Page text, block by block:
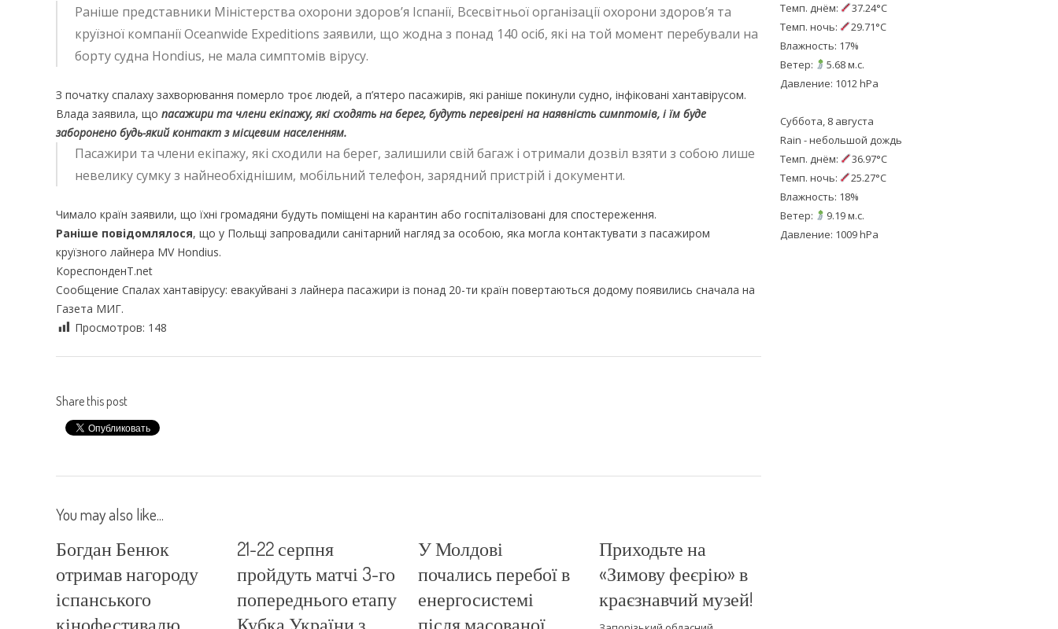
Раніше представники Міністерства охорони здоров’я Іспанії, Всесвітньої організації охорони здоров’я та
круїзної компанії Oceanwide Expeditions заявили, що жодна з понад 140 осіб, які на той момент перебували на
борту судна Hondius, не мала симптомів вірусу.
З початку спалаху захворювання померло троє людей, а п’ятеро пасажирів, які раніше покинули судно, інфіковані хантавірусом.
Влада заявила, що пасажири та члени екіпажу, які сходять на берег, будуть перевірені на наявність симптомів, і їм буде
заборонено будь-який контакт з місцевим населенням.
Пасажири та члени екіпажу, які сходили на берег, залишили свій багаж і отримали дозвіл взяти з собою лише
невелику сумку з найнеобхіднішим, мобільний телефон, зарядний пристрій і документи.
Чимало країн заявили, що їхні громадяни будуть поміщені на карантин або госпіталізовані для спостереження.
Раніше повідомлялося, що у Польщі запровадили санітарний нагляд за особою, яка могла контактувати з пасажиром
круїзного лайнера MV Hondius.
КореспонденТ.net
Сообщение Спалах хантавірусу: евакуйвані з лайнера пасажири із понад 20-ти країн повертаються додому появились сначала на
Газета МИГ.
Просмотров: 148
Share this post
You may also like...
Богдан Бенюк
отримав нагороду
іспанського
кінофестивалю
21-22 серпня
пройдуть матчі 3-го
попереднього етапу
Кубка України з
У Молдові
почались перебої в
енергосистемі
після масованої
Приходьте на
«Зимову феєрію» в
краєзнавчий музей!
Темп. днём:
37.24°C
Темп. ночь:
29.71°C
Влажность: 17%
Ветер:
5.68 м.с.
Давление: 1012 hPa
Суббота, 8 августа
Rain - небольшой дождь
Темп. днём:
36.97°C
Темп. ночь:
25.27°C
Влажность: 18%
Ветер:
9.19 м.с.
Давление: 1009 hPa